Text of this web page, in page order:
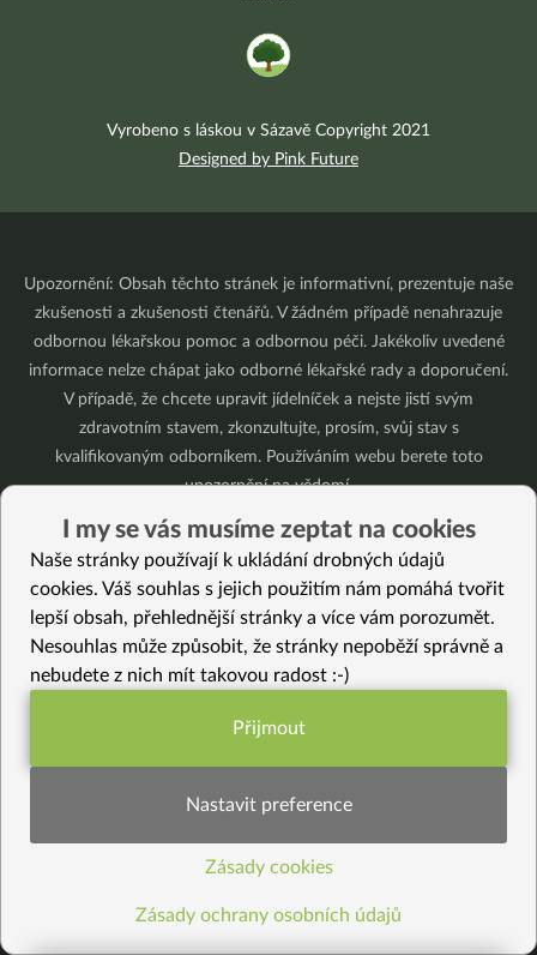
Vyrobeno s láskou v Sázavě Copyright 2021
Designed by Pink Future
Upozornění: Obsah těchto stránek je informativní, prezentuje naše
zkušenosti a zkušenosti čtenářů. V žádném případě nenahrazuje
odbornou lékařskou pomoc a odbornou péči. Jakékoliv uvedené
informace nelze chápat jako odborné lékařské rady a doporučení.
V případě, že chcete upravit jídelníček a nejste jistí svým
zdravotním stavem, zkonzultujte, prosím, svůj stav s
kvalifikovaným odborníkem. Používáním webu berete toto
upozornění na vědomí.
Lví brána
Broskve bez kadeřavosti – jde to vůbec bez chemie?
Krevní skupina a jídelníček: mýtus, který přežil 30 let bez jediného důkazu
Léky mi snížili na minimum a štítná žláza se zlepšila (Martina, 41 let)
Přestaňte bojovat samy se sebou
10 tipů, jak zpracovat letní jablíčka
Jak podpořit své zdraví v srpnu
I my se vás musíme zeptat na cookies
Naše stránky používají k ukládání drobných údajů
cookies. Váš souhlas s jejich použitím nám pomáhá tvořit
lepší obsah, přehlednější stránky a více vám porozumět.
Nesouhlas může způsobit, že stránky nepoběží správně a
nebudete z nich mít takovou radost :-)
Funkční nastavení potřebujeme (vždy
Statistiky pro lepší obsah
Přijmout
Nastavit preference
Zásady cookies
Zásady ochrany osobních údajů